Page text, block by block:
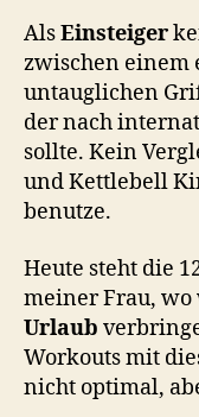
AlsEinsteiger
zwischen einem
untauglichen
der nach
sollte. Kein
und Kettlebell
benutze.
Heute steht die
meiner Frau,
Urlaub
Workouts mit
nicht optimal,